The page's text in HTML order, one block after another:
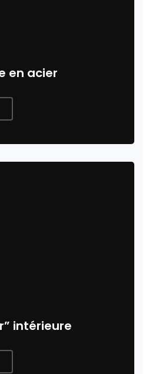
en acier
intérieure